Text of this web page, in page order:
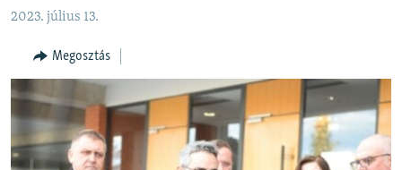
NER15
SZABADON
TÁRSADALOM
DEMOKRÁCIA
A PÉNZ NYOMÁBAN
2023. július 13.
Megosztás